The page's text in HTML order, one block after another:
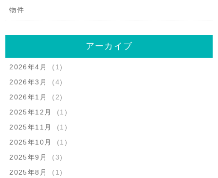
物件
アーカイブ
2026年4月
(1)
2026年3月
(4)
2026年1月
(2)
2025年12月
(1)
2025年11月
(1)
2025年10月
(1)
2025年9月
(3)
2025年8月
(1)